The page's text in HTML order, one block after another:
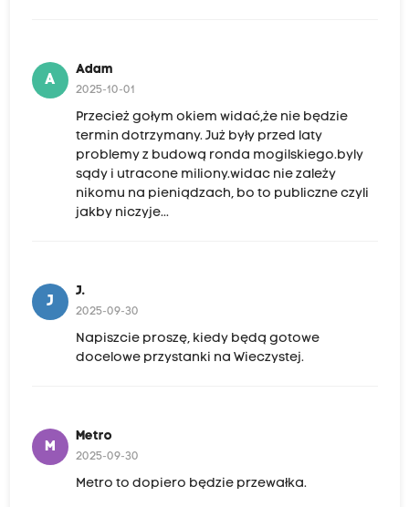
A
Adam
2025-10-01
Przecież gołym okiem widać,że nie będzie
termin dotrzymany. Już były przed laty
problemy z budową ronda mogilskiego.byly
sądy i utracone miliony.widac nie zależy
nikomu na pieniądzach, bo to publiczne czyli
jakby niczyje...
J
J.
2025-09-30
Napiszcie proszę, kiedy będą gotowe
docelowe przystanki na Wieczystej.
M
Metro
2025-09-30
Metro to dopiero będzie przewałka.